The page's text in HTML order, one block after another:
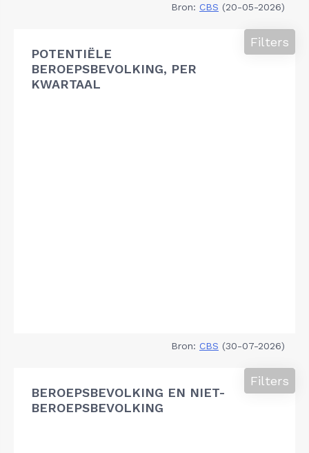
Bron: CBS (20-05-2026)
POTENTIËLE
BEROEPSBEVOLKING, PER
KWARTAAL
Filters
Bron: CBS (30-07-2026)
BEROEPSBEVOLKING EN NIET-
BEROEPSBEVOLKING
Filters